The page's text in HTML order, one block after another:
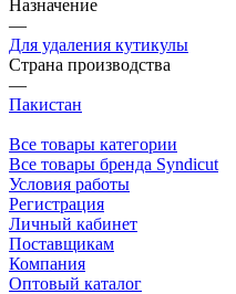
Назначение
—
Для удаления кутикулы
Страна производства
—
Пакистан
Все товары категории
Все товары бренда Syndicut
Условия работы
Регистрация
Личный кабинет
Поставщикам
Компания
Оптовый каталог